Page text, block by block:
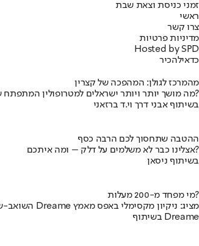
זמני כניסת וצאת שבת
ראשי
צרו קשר
מדיניות פרטיות
Hosted by SPD
כדאילהכיר
מהמרכז לגולן: המהפכה של קצרין
מה מושך יותר ויותר ישראלים למטרופולין המתפתח של האזור היפה במדינה?
בשיתוף אבני דרך וי.ד ברזאני
ההטבה שתחסוך לכם הרבה כסף
אצלינו כבר לא משלמים על דלק – ומה איתכם?
בשיתוף ניסאן
מי מפחד מ-200 מעלות?
השואב-שוטף החדש של Dreame מציג: ניקיון מקסימלי באפס מאמץ
בשיתוף Dreame